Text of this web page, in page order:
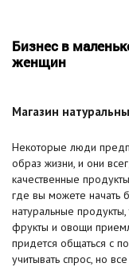
Бизнес в
женщин
Магазин
Некоторые люди
образ жизни, и они
качественные
где вы можете начать
натуральные
фрукты и овощи
придется общаться с
учитывать спрос, но